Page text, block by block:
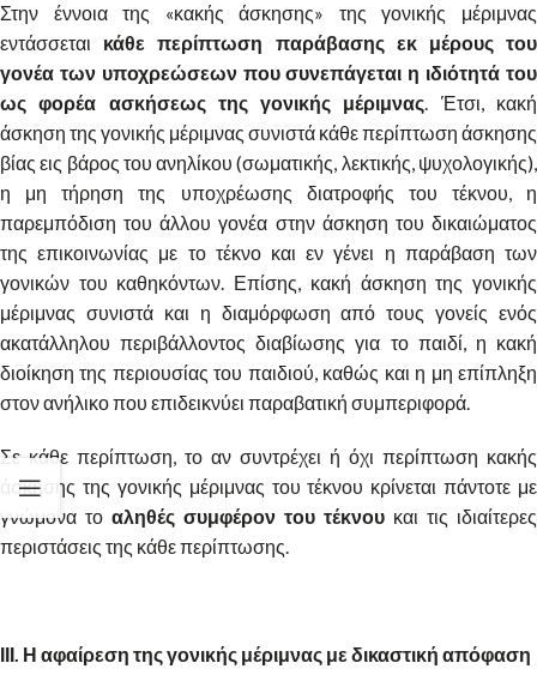
Στην έννοια της «κακής άσκησης» της γονικής μέριμνας
εντάσσεται κάθε περίπτωση παράβασης εκ μέρους του
γονέα των υποχρεώσεων που συνεπάγεται η ιδιότητά του
ως φορέα ασκήσεως της γονικής μέριμνας. Έτσι, κακή
άσκηση της γονικής μέριμνας συνιστά κάθε περίπτωση άσκησης
βίας εις βάρος του ανηλίκου (σωματικής, λεκτικής, ψυχολογικής),
η μη τήρηση της υποχρέωσης διατροφής του τέκνου, η
παρεμπόδιση του άλλου γονέα στην άσκηση του δικαιώματος
της επικοινωνίας με το τέκνο και εν γένει η παράβαση των
γονικών του καθηκόντων. Επίσης, κακή άσκηση της γονικής
μέριμνας συνιστά και η διαμόρφωση από τους γονείς ενός
ακατάλληλου περιβάλλοντος διαβίωσης για το παιδί, η κακή
διοίκηση της περιουσίας του παιδιού, καθώς και η μη επίπληξη
στον ανήλικο που επιδεικνύει παραβατική συμπεριφορά.
Σε κάθε περίπτωση, το αν συντρέχει ή όχι περίπτωση κακής
άσκησης της γονικής μέριμνας του τέκνου κρίνεται πάντοτε με
γνώμονα το αληθές συμφέρον του τέκνου και τις ιδιαίτερες
περιστάσεις της κάθε περίπτωσης.
ΙΙΙ. Η αφαίρεση της γονικής μέριμνας με δικαστική απόφαση